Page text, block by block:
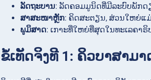
ລັດຖະບານ: ລັດຄອມມູນິດທີ່ມີລະບົບພັກດ
ສາສະໜາຫຼັກ: ຄິດສະຕຽນ, ສ່ວນໃຫຍ່ແ
ພູມິສາດ: ເກາະທີ່ໃຫຍ່ທີ່ສຸດໃນທະເລຄາ
ຂໍ້ເທັດຈິງທີ 1: ຄິວບາສາມ